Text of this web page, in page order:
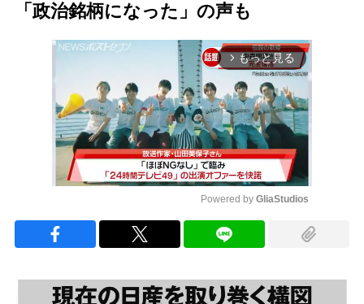
「政治銘柄になった」の声も
arrow_forward_ios もっと見る
Powered by GliaStudios